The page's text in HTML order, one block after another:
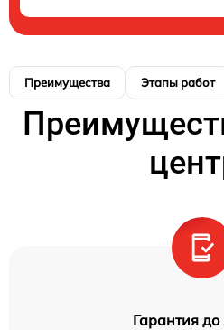
Преимущества Этапы работ
Гарантия до